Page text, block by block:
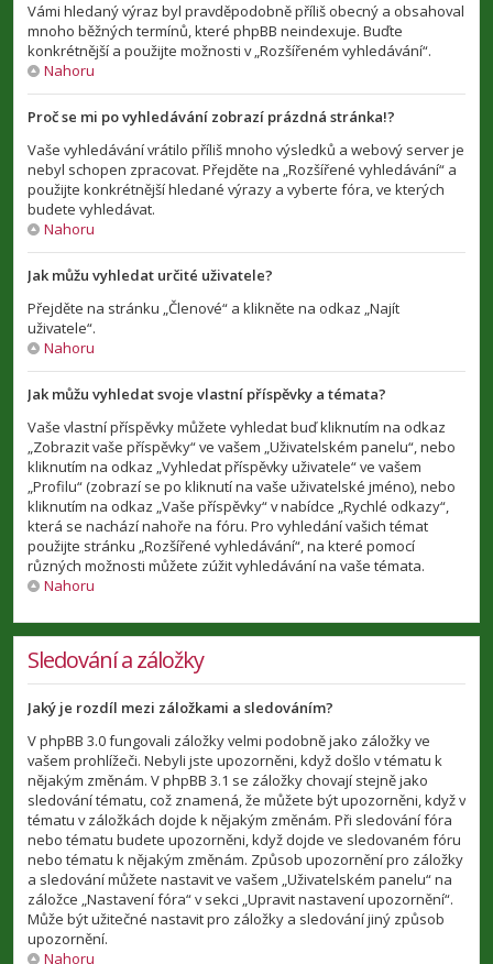
Vámi hledaný výraz byl pravděpodobně příliš obecný a obsahoval
mnoho běžných termínů, které phpBB neindexuje. Buďte
konkrétnější a použijte možnosti v „Rozšířeném vyhledávání“.
Nahoru
Proč se mi po vyhledávání zobrazí prázdná stránka!?
Vaše vyhledávání vrátilo příliš mnoho výsledků a webový server je
nebyl schopen zpracovat. Přejděte na „Rozšířené vyhledávání“ a
použijte konkrétnější hledané výrazy a vyberte fóra, ve kterých
budete vyhledávat.
Nahoru
Jak můžu vyhledat určité uživatele?
Přejděte na stránku „Členové“ a klikněte na odkaz „Najít
uživatele“.
Nahoru
Jak můžu vyhledat svoje vlastní příspěvky a témata?
Vaše vlastní příspěvky můžete vyhledat buď kliknutím na odkaz
„Zobrazit vaše příspěvky“ ve vašem „Uživatelském panelu“, nebo
kliknutím na odkaz „Vyhledat příspěvky uživatele“ ve vašem
„Profilu“ (zobrazí se po kliknutí na vaše uživatelské jméno), nebo
kliknutím na odkaz „Vaše příspěvky“ v nabídce „Rychlé odkazy“,
která se nachází nahoře na fóru. Pro vyhledání vašich témat
použijte stránku „Rozšířené vyhledávání“, na které pomocí
různých možnosti můžete zúžit vyhledávání na vaše témata.
Nahoru
Sledování a záložky
Jaký je rozdíl mezi záložkami a sledováním?
V phpBB 3.0 fungovali záložky velmi podobně jako záložky ve
vašem prohlížeči. Nebyli jste upozorněni, když došlo v tématu k
nějakým změnám. V phpBB 3.1 se záložky chovají stejně jako
sledování tématu, což znamená, že můžete být upozorněni, když v
tématu v záložkách dojde k nějakým změnám. Při sledování fóra
nebo tématu budete upozorněni, když dojde ve sledovaném fóru
nebo tématu k nějakým změnám. Způsob upozornění pro záložky
a sledování můžete nastavit ve vašem „Uživatelském panelu“ na
záložce „Nastavení fóra“ v sekci „Upravit nastavení upozornění“.
Může být užitečné nastavit pro záložky a sledování jiný způsob
upozornění.
Nahoru